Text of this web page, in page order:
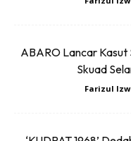
4. Seterusnya
ABARO Lancar Kasut
Skuad
Farizul